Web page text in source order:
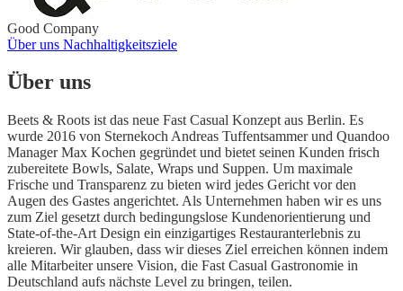
Good Company
Über uns Nachhaltigkeitsziele
Über uns
Beets & Roots ist das neue Fast Casual Konzept aus Berlin. Es
wurde 2016 von Sternekoch Andreas Tuffentsammer und Quandoo
Manager Max Kochen gegründet und bietet seinen Kunden frisch
zubereitete Bowls, Salate, Wraps und Suppen. Um maximale
Frische und Transparenz zu bieten wird jedes Gericht vor den
Augen des Gastes angerichtet. Als Unternehmen haben wir es uns
zum Ziel gesetzt durch bedingungslose Kundenorientierung und
State-of-the-Art Design ein einzigartiges Restauranterlebnis zu
kreieren. Wir glauben, dass wir dieses Ziel erreichen können indem
alle Mitarbeiter unsere Vision, die Fast Casual Gastronomie in
Deutschland aufs nächste Level zu bringen, teilen.